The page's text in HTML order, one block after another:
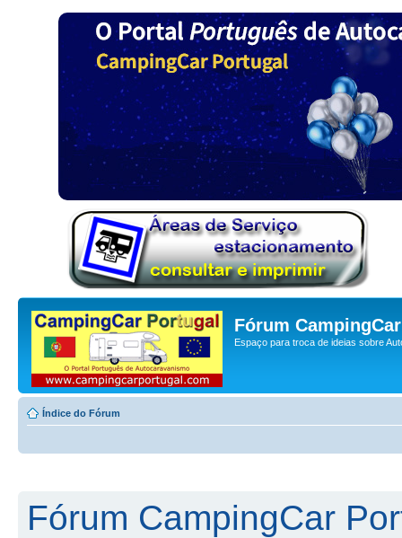
Fórum
Espaço para troca de ideias sobre
Índice do Fórum
Fórum CampingCar